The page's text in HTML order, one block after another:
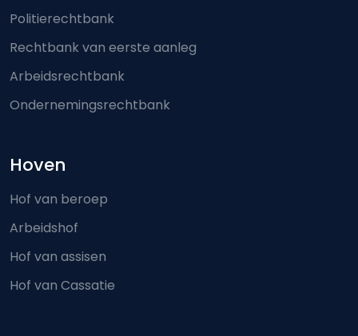
Politierechtbank
Rechtbank van eerste aanleg
Arbeidsrechtbank
Ondernemingsrechtbank
Hoven
Hof van beroep
Arbeidshof
Hof van assisen
Hof van Cassatie